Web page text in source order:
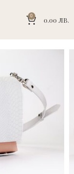
0 0.00 ЛВ.